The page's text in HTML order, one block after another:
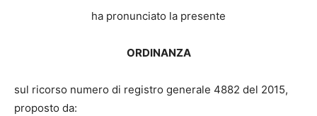
ha pronunciato la presente
ORDINANZA
sul ricorso numero di registro generale 4882 del 2015,
proposto da: